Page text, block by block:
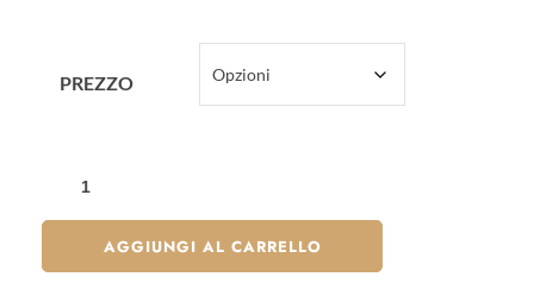
PREZZO
AGGIUNGI AL CARRELLO